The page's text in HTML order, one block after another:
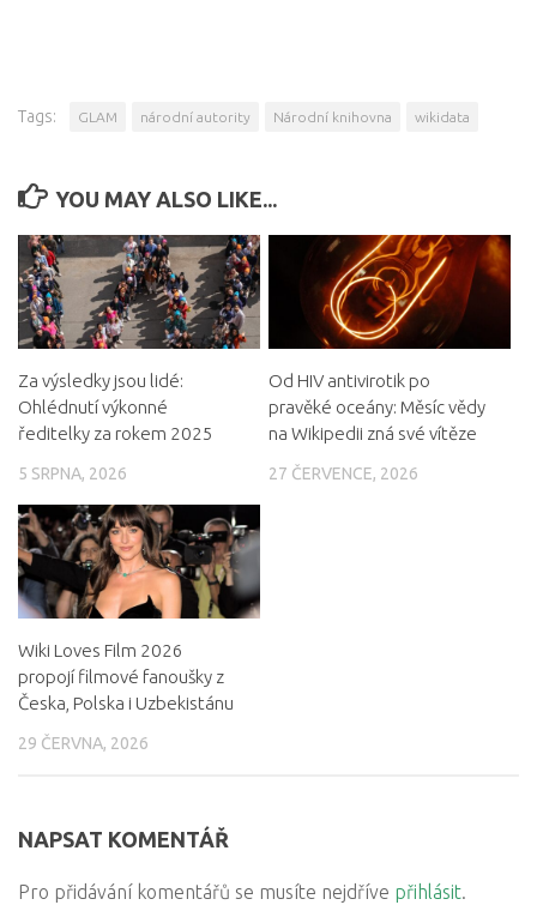
Tags: GLAM národní autority Národní knihovna wikidata
YOU MAY ALSO LIKE...
Za výsledky jsou lidé:
Ohlédnutí výkonné
ředitelky za rokem 2025
5 SRPNA, 2026
Od HIV antivirotik po
pravěké oceány: Měsíc vědy
na Wikipedii zná své vítěze
27 ČERVENCE, 2026
Wiki Loves Film 2026
propojí filmové fanoušky z
Česka, Polska i Uzbekistánu
29 ČERVNA, 2026
NAPSAT KOMENTÁŘ
Pro přidávání komentářů se musíte nejdříve přihlásit.